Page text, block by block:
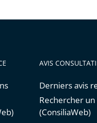
AVIS
Derniers avis
Rechercher un
(ConsiliaWeb)